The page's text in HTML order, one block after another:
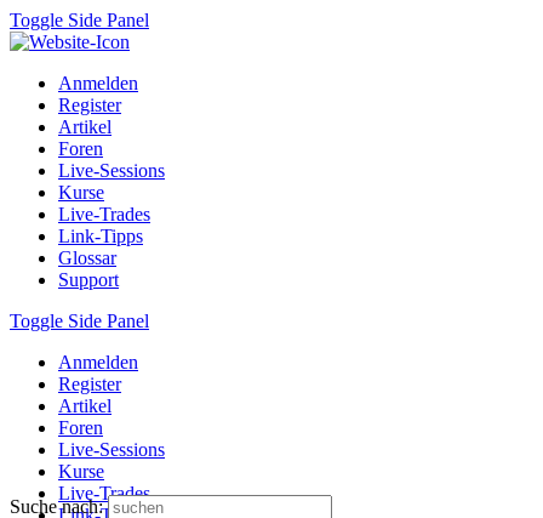
Toggle Side Panel
Anmelden
Register
Artikel
Foren
Live-Sessions
Kurse
Live-Trades
Link-Tipps
Glossar
Support
Toggle Side Panel
Anmelden
Register
Artikel
Foren
Live-Sessions
Kurse
Live-Trades
Suche nach: